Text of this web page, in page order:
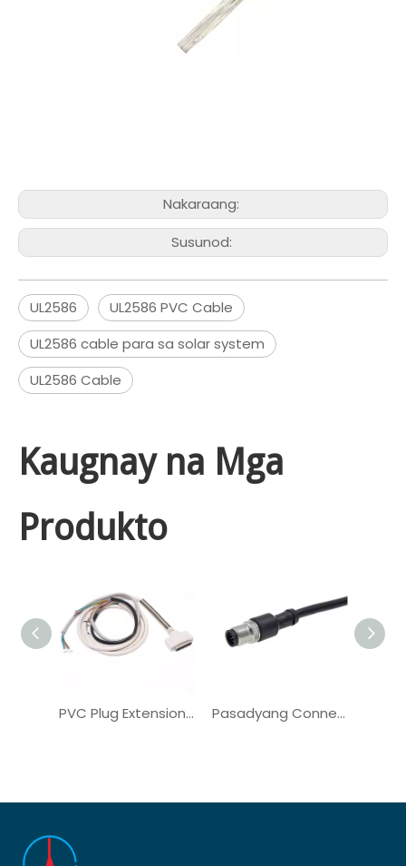
Nakaraang:
Susunod:
UL2586
UL2586 PVC Cable
UL2586 cable para sa solar system
UL2586 Cable
Kaugnay na Mga
Produkto
PVC Plug Extension Cord Copper Communication Harness ng kable Pasadyang Connector Copper Elektrikal na Pakikipag-ugnay sa Mga Kable ng Komunikasyon